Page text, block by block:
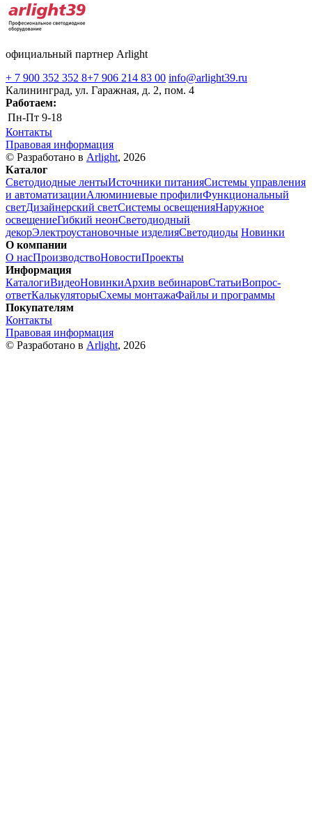
официальный партнер Arlight
+ 7 900 352 352 8+7 906 214 83 00 info@arlight39.ru
Калининград, ул. Гаражная, д. 2, пом. 4
Работаем:
Пн-Пт 9-18
Контакты
Правовая информация
© Разработано в Arlight, 2026
Каталог
Светодиодные лентыИсточники питанияСистемы управления
и автоматизацииАлюминиевые профилиФункциональный
светДизайнерский светСистемы освещенияНаружное
освещениеГибкий неонСветодиодный
декорЭлектроустановочные изделияСветодиоды Новинки
О компании
О насПроизводствоНовостиПроекты
Информация
КаталогиВидеоНовинкиАрхив вебинаровСтатьиВопрос-
ответКалькуляторыСхемы монтажаФайлы и программы
Покупателям
Контакты
Правовая информация
© Разработано в Arlight, 2026